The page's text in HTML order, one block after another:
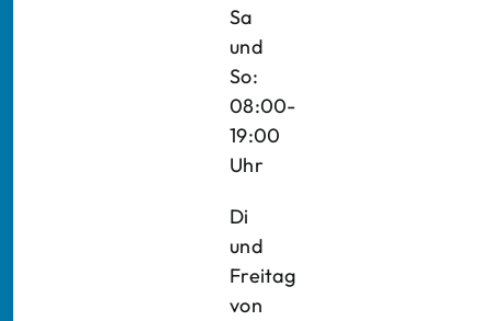
Sa
und
So:
08:00-
19:00
Uhr
Di
und
Freitag
von